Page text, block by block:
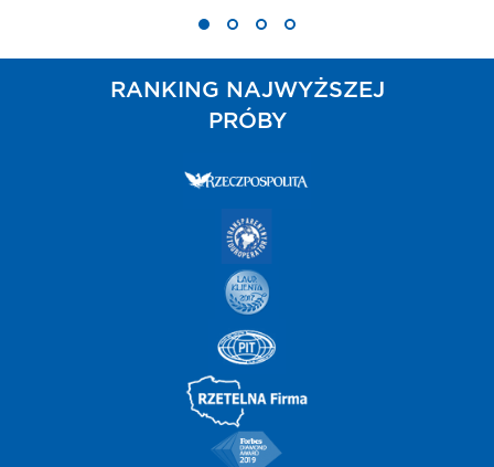
RANKING NAJWYŻSZEJ
PRÓBY